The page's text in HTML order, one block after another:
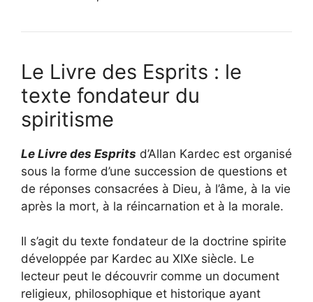
Le Livre des Esprits : le
texte fondateur du
spiritisme
Le Livre des Esprits d’Allan Kardec est organisé
sous la forme d’une succession de questions et
de réponses consacrées à Dieu, à l’âme, à la vie
après la mort, à la réincarnation et à la morale.
Il s’agit du texte fondateur de la doctrine spirite
développée par Kardec au XIXe siècle. Le
lecteur peut le découvrir comme un document
religieux, philosophique et historique ayant